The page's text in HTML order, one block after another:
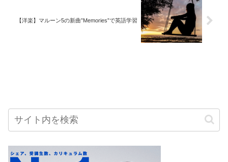
【洋楽】マルーン5の新曲”Memories”で英語学習